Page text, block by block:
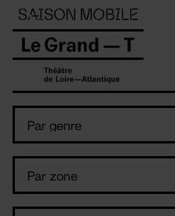
Panneau de gestion des cookies